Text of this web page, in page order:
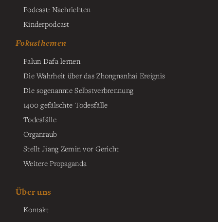
Podcast: Nachrichten
Kinderpodcast
Fokusthemen
Falun Dafa lernen
Die Wahrheit über das Zhongnanhai Ereignis
Die sogenannte Selbstverbrennung
1400 gefälschte Todesfälle
Todesfälle
Organraub
Stellt Jiang Zemin vor Gericht
Weitere Propaganda
Über uns
Kontakt